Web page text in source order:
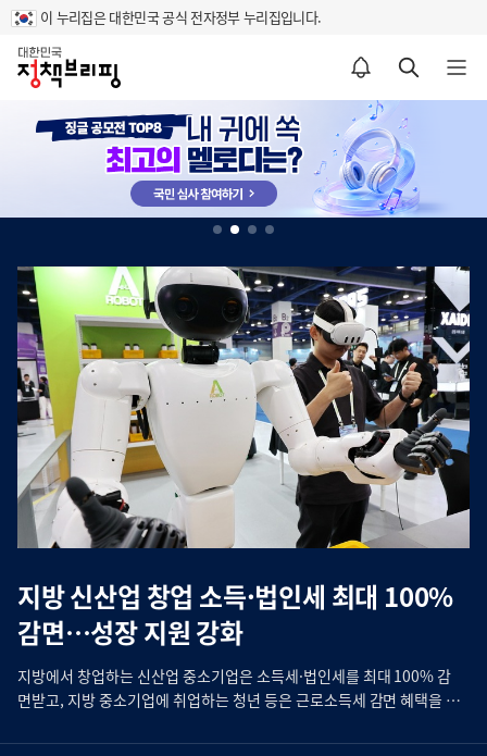
이 누리집은 대한민국 공식 전자정부 누리집입니다.
대
한
민
알림설정 바로가기 검색 바로가기 메뉴 열기
지방 신산업 창업 소득·법인세 최대 100%
감면…성장 지원 강화
지방에서 창업하는 신산업 중소기업은 소득세·법인세를 최대 100% 감
면받고, 지방 중소기업에 취업하는 청년 등은 근로소득세 감면 혜택을 더
게 사업을 승계할 때 양도소득세를 20% 감면받는 등 사업승계를 위한 세